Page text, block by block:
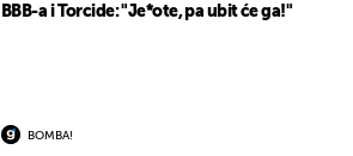
BBB-a i Torcide: "Je*ote, pa ubit će ga!"
BOMBA!